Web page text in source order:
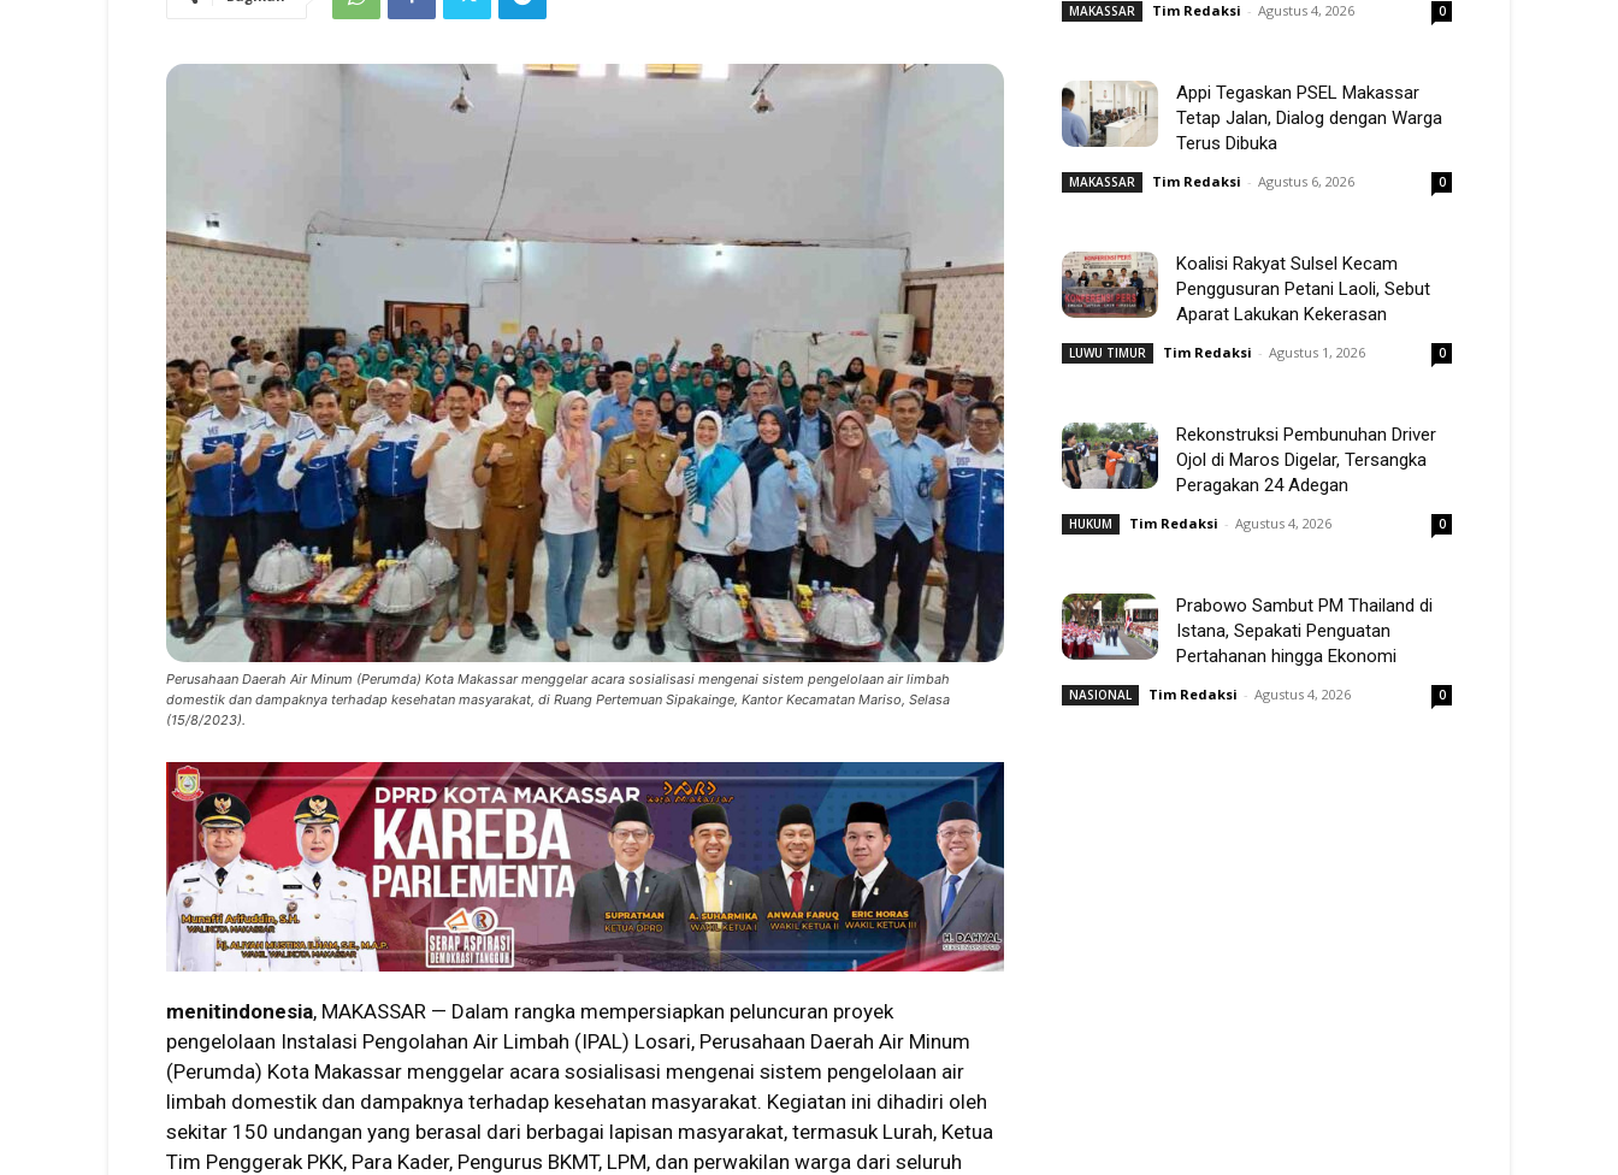
Perusahaan Daerah Air Minum (Perumda) Kota Makassar menggelar acara sosialisasi mengenai sistem pengelolaan air limbah
domestik dan dampaknya terhadap kesehatan masyarakat, di Ruang Pertemuan Sipakainge, Kantor Kecamatan Mariso, Selasa
(15/8/2023).
menitindonesia, MAKASSAR — Dalam rangka mempersiapkan peluncuran proyek
pengelolaan Instalasi Pengolahan Air Limbah (IPAL) Losari, Perusahaan Daerah Air Minum
(Perumda) Kota Makassar menggelar acara sosialisasi mengenai sistem pengelolaan air
limbah domestik dan dampaknya terhadap kesehatan masyarakat. Kegiatan ini dihadiri oleh
sekitar 150 undangan yang berasal dari berbagai lapisan masyarakat, termasuk Lurah, Ketua
Tim Penggerak PKK, Para Kader, Pengurus BKMT, LPM, dan perwakilan warga dari seluruh
MAKASSAR Tim Redaksi - Agustus 4, 2026 0
Appi Tegaskan PSEL Makassar
Tetap Jalan, Dialog dengan Warga
Terus Dibuka
MAKASSAR Tim Redaksi - Agustus 6, 2026 0
Koalisi Rakyat Sulsel Kecam
Penggusuran Petani Laoli, Sebut
Aparat Lakukan Kekerasan
LUWU TIMUR Tim Redaksi - Agustus 1, 2026 0
Rekonstruksi Pembunuhan Driver
Ojol di Maros Digelar, Tersangka
Peragakan 24 Adegan
HUKUM Tim Redaksi - Agustus 4, 2026 0
Prabowo Sambut PM Thailand di
Istana, Sepakati Penguatan
Pertahanan hingga Ekonomi
NASIONAL Tim Redaksi - Agustus 4, 2026 0